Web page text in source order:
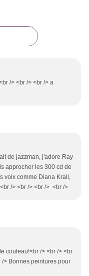
/> <br /> <br /> a
de jazzman, j'adore Ray
approcher les 300 cd de
voix comme Diana Krall,
/> <br /> <br /> <br />
couteau!<br /> <br /> <br
/> Bonnes peintures pour